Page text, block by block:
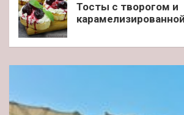
Тосты с творогом и